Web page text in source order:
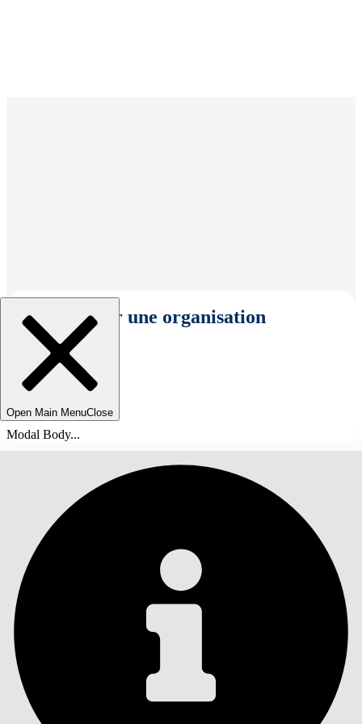
Sélectionner une organisation
Open Main MenuClose
Modal Body...
Table des matières
TABLE DES MATIÈRES